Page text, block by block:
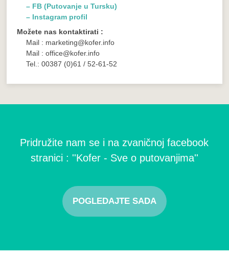
– FB (Putovanje u Tursku)
– Instagram profil
Možete nas kontaktirati :
Mail : marketing@kofer.info
Mail : office@kofer.info
Tel.: 00387 (0)61 / 52-61-52
Pridružite nam se i na zvaničnoj facebook
stranici : ''Kofer - Sve o putovanjima''
POGLEDAJTE SADA